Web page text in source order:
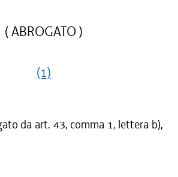
( ABROGATO )
(1)
da art. 43, comma 1, lettera b),